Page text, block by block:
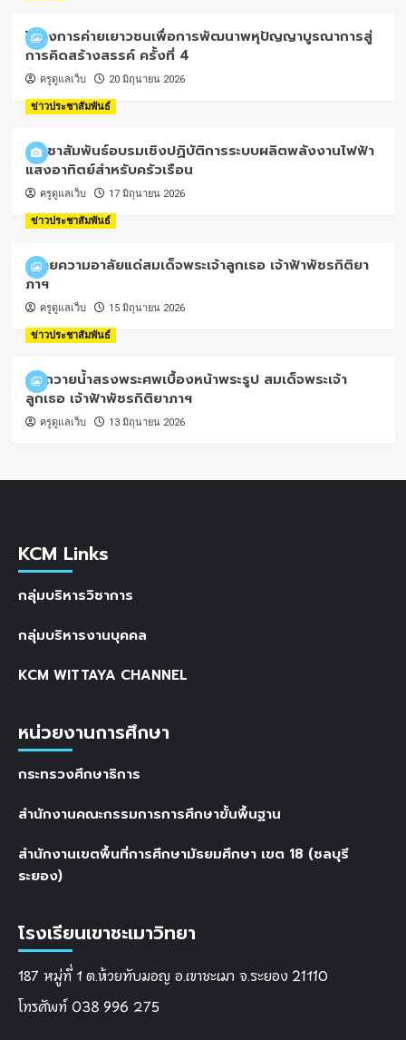
โครงการค่ายเยาวชนเพื่อการพัฒนาพหุปัญญาบูรณาการสู่
การคิดสร้างสรรค์ ครั้งที่ 4
ครูดูแลเว็บ 20 มิถุนายน 2026
ข่าวประชาสัมพันธ์
ประชาสัมพันธ์อบรมเชิงปฏิบัติการระบบผลิตพลังงานไฟฟ้า
แสงอาทิตย์สำหรับครัวเรือน
ครูดูแลเว็บ 17 มิถุนายน 2026
ข่าวประชาสัมพันธ์
ถวายความอาลัยแด่สมเด็จพระเจ้าลูกเธอ เจ้าฟ้าพัชรกิติยา
ภาฯ
ครูดูแลเว็บ 15 มิถุนายน 2026
ข่าวประชาสัมพันธ์
พิธีถวายน้ำสรงพระศพเบื้องหน้าพระรูป สมเด็จพระเจ้า
ลูกเธอ เจ้าฟ้าพัชรกิติยาภาฯ
ครูดูแลเว็บ 13 มิถุนายน 2026
KCM Links
กลุ่มบริหารวิชาการ
กลุ่มบริหารงานบุคคล
KCM WITTAYA CHANNEL
หน่วยงานการศึกษา
กระทรวงศึกษาธิการ
สำนักงานคณะกรรมการการศึกษาขั้นพื้นฐาน
สำนักงานเขตพื้นที่การศึกษามัธยมศึกษา เขต 18 (ชลบุรี
ระยอง)
โรงเรียนเขาชะเมาวิทยา
187 หมู่ที่ 1 ต.ห้วยทับมอญ อ.เขาชะเมา จ.ระยอง 21110
โทรศัพท์ 038 996 275